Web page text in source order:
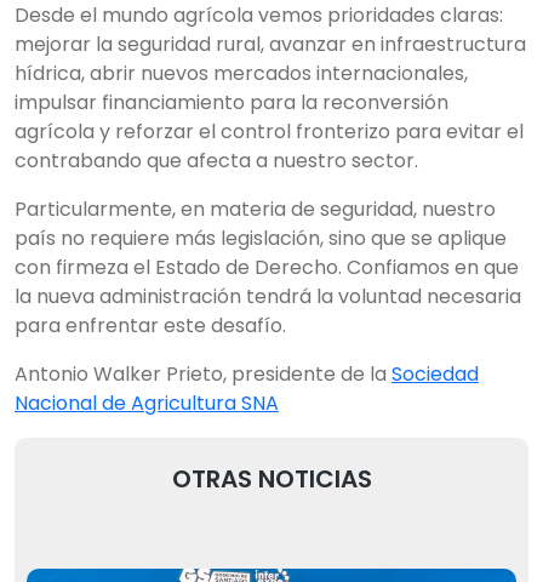
Desde el mundo agrícola vemos prioridades claras:
mejorar la seguridad rural, avanzar en infraestructura
hídrica, abrir nuevos mercados internacionales,
impulsar financiamiento para la reconversión
agrícola y reforzar el control fronterizo para evitar el
contrabando que afecta a nuestro sector.
Particularmente, en materia de seguridad, nuestro
país no requiere más legislación, sino que se aplique
con firmeza el Estado de Derecho. Confiamos en que
la nueva administración tendrá la voluntad necesaria
para enfrentar este desafío.
Antonio Walker Prieto, presidente de la Sociedad
Nacional de Agricultura SNA
OTRAS NOTICIAS